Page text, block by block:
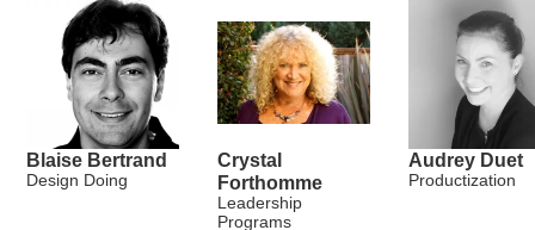
Blaise Bertrand
Design Doing
Crystal
Forthomme
Leadership
Programs
Audrey Duet
Productization